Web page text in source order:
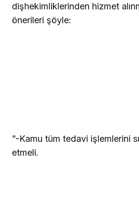
dişhekimliklerinden hizmet
önerileri şöyle:
”-Kamu tüm tedavi işlemlerini
etmeli.